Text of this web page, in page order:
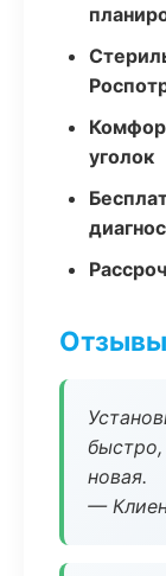
уголок
Отзывы
быстро,
новая.
—